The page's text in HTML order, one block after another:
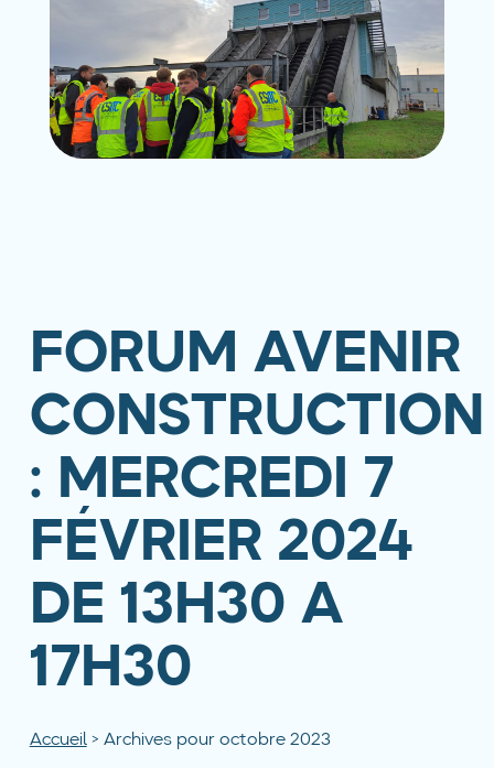
FORUM AVENIR
CONSTRUCTION
: MERCREDI 7
FÉVRIER 2024
DE 13H30 A
17H30
Accueil> Archives pour octobre 2023